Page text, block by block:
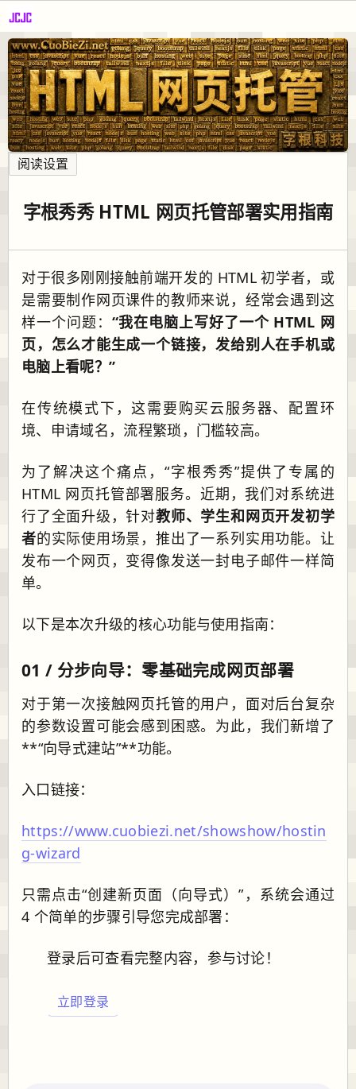
阅读设置
字根秀秀 HTML 网页托管部署实用指南
对于很多刚刚接触前端开发的 HTML 初学者，或
是需要制作网页课件的教师来说，经常会遇到这
样一个问题： “我在电脑上写好了一个 HTML 网
页，怎么才能生成一个链接，发给别人在手机或
电脑上看呢？”
在传统模式下，这需要购买云服务器、配置环
境、申请域名，流程繁琐，门槛较高。
为了解决这个痛点，“字根秀秀”提供了专属的
HTML 网页托管部署服务。近期，我们对系统进
行了全面升级，针对教师、学生和网页开发初学
者的实际使用场景，推出了一系列实用功能。让
发布一个网页，变得像发送一封电子邮件一样简
单。
以下是本次升级的核心功能与使用指南：
01 / 分步向导：零基础完成网页部署
对于第一次接触网页托管的用户，面对后台复杂
的参数设置可能会感到困惑。为此，我们新增了
**“向导式建站”**功能。
入口链接：
https://www.cuobiezi.net/showshow/hostin
g-wizard
只需点击“创建新页面（向导式）”，系统会通过
4 个简单的步骤引导您完成部署：
登录后可查看完整内容，参与讨论！
立即登录